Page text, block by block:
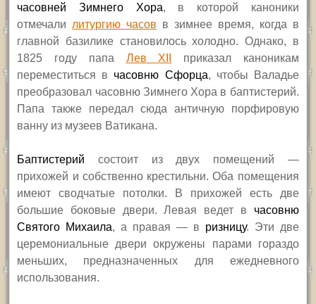
часовней Зимнего Хора, в которой каноники
отмечали литургию часов в зимнее время, когда в
главной базилике становилось холодно. Однако, в
1825 году папа Лев XII
приказал каноникам
переместиться в часовню Сфорца, чтобы Валадье
преобразовал часовню Зимнего Хора в баптистерий.
Папа также передал сюда античную порфировую
ванну из музеев Ватикана.
Баптистерий состоит из двух помещений —
прихожей и собственно крестильни. Оба помещения
имеют сводчатые потолки. В прихожей есть две
большие боковые двери. Левая ведет в часовню
Святого Михаила, а правая — в ризницу. Эти две
церемониальные двери окружены парами гораздо
меньших, предназначенных для ежедневного
использования.